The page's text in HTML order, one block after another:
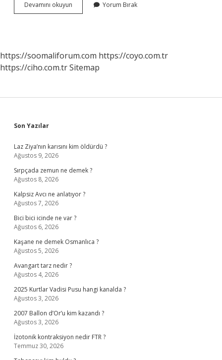
Devamını okuyun
Ve
Olur
Yorum Bırak
https://soomaliforum.com https://coyo.com.tr
https://ciho.com.trSitemap
Sidebar
Son Yazılar
Laz Ziya’nın karısını kim öldürdü ?
Ağustos 9, 2026
Sırpçada zemun ne demek ?
Ağustos 8, 2026
Kalpsiz Avcı ne anlatıyor ?
Ağustos 7, 2026
Bici bici icinde ne var ?
Ağustos 6, 2026
Kaşane ne demek Osmanlıca ?
Ağustos 5, 2026
Avangart tarz nedir ?
Ağustos 4, 2026
2025 Kurtlar Vadisi Pusu hangi kanalda ?
Ağustos 3, 2026
2007 Ballon d’Or’u kim kazandı ?
Ağustos 3, 2026
İzotonik kontraksiyon nedir FTR ?
Temmuz 30, 2026